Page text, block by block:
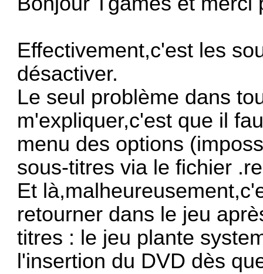
Effectivement,c'est les
désactiver.
Le seul problème dans
m'expliquer,c'est que il
menu des options
sous-titres via le fichier
Et
retourner dans le jeu
titres : le jeu plante
l'insertion du DVD dès